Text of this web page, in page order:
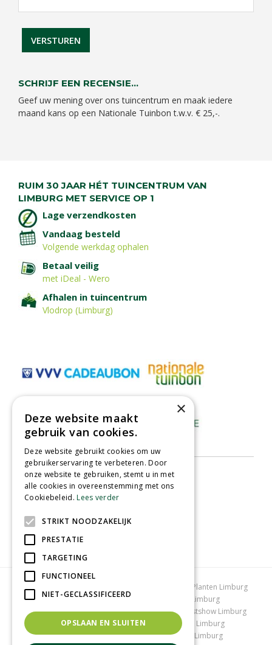
SCHRIJF EEN RECENSIE...
Geef uw mening over ons tuincentrum en maak iedere
maand kans op een Nationale Tuinbon t.w.v. € 25,-.
RUIM 30 JAAR HÉT TUINCENTRUM VAN
LIMBURG MET SERVICE OP 1
Lage verzendkosten
Vandaag besteld
Volgende werkdag ophalen
Betaal veilig
met iDeal - Wero
Afhalen in tuincentrum
Vlodrop (Limburg)
Tuincentrum Limburg
Planten Limburg
Bomen en struiken Limburg
Tuinplanten Limburg
Tuincentrum Vlodrop Gartencenter Vlodrop
Kerstshow Limburg
Kerstverlichting Lemax huisjes
Vijvervissen Limburg
Graszoden kopen Limburg Tuinmeubelen Limburg
×
Deze website maakt
gebruik van cookies.
Deze website gebruikt cookies om uw
gebruikerservaring te verbeteren. Door
onze website te gebruiken, stemt u in met
alle cookies in overeenstemming met ons
Cookiebeleid.Lees verder
STRIKT NOODZAKELIJK
PRESTATIE
TARGETING
FUNCTIONEEL
NIET-GECLASSIFICEERD
OPSLAAN EN SLUITEN